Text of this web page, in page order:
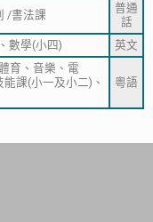
/書法課
普通
話
數學(小四)
英文
育、音樂、電
課(小一及小二)、
粵語